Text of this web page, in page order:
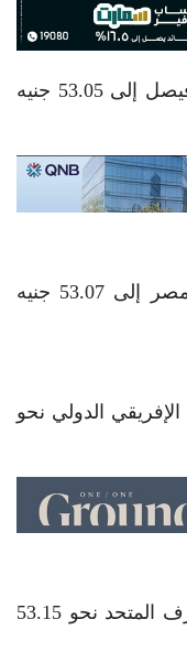
انخفض سعر عملة أميركا في بنك فيصل إلى 53.05 جنيه
تراجع سعر الأخضر اليوم في بنك مصر إلى 53.07 جنيه
الدولي نحو
بلغ سعر العملة الأميركية في المصرف المتحد نحو 53.15